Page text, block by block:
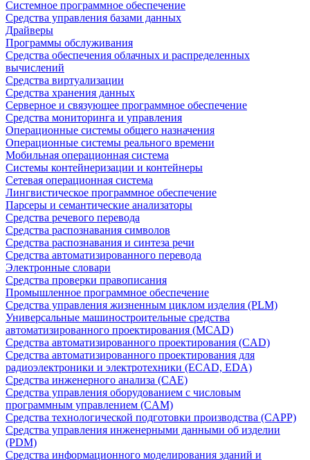
Системное программное обеспечение
Средства управления базами данных
Драйверы
Программы обслуживания
Средства обеспечения облачных и распределенных
вычислений
Средства виртуализации
Средства хранения данных
Серверное и связующее программное обеспечение
Средства мониторинга и управления
Операционные системы общего назначения
Операционные системы реального времени
Мобильная операционная система
Системы контейнеризации и контейнеры
Сетевая операционная система
Лингвистическое программное обеспечение
Парсеры и семантические анализаторы
Средства речевого перевода
Средства распознавания символов
Средства распознавания и синтеза речи
Средства автоматизированного перевода
Электронные словари
Средства проверки правописания
Промышленное программное обеспечение
Средства управления жизненным циклом изделия (PLM)
Универсальные машиностроительные средства
автоматизированного проектирования (MCAD)
Средства автоматизированного проектирования (CAD)
Средства автоматизированного проектирования для
радиоэлектроники и электротехники (ECAD, EDA)
Средства инженерного анализа (CAE)
Средства управления оборудованием с числовым
программным управлением (CAM)
Средства технологической подготовки производства (CAPP)
Средства управления инженерными данными об изделии
(PDM)
Средства информационного моделирования зданий и